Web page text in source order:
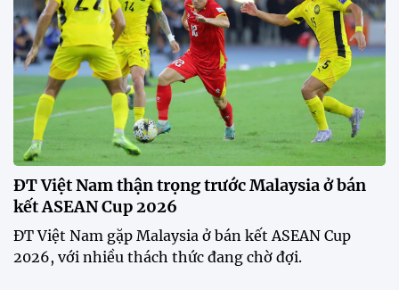
ĐT Việt Nam thận trọng trước Malaysia ở bán
kết ASEAN Cup 2026
ĐT Việt Nam gặp Malaysia ở bán kết ASEAN Cup
2026, với nhiều thách thức đang chờ đợi.